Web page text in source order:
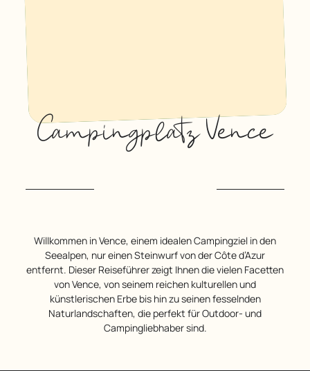
Campingplatz Vence
Willkommen in Vence, einem idealen Campingziel in den
Seealpen, nur einen Steinwurf von der Côte d’Azur
entfernt. Dieser Reiseführer zeigt Ihnen die vielen Facetten
von Vence, von seinem reichen kulturellen und
künstlerischen Erbe bis hin zu seinen fesselnden
Naturlandschaften, die perfekt für Outdoor- und
Campingliebhaber sind.